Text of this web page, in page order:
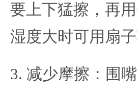
要上下猛擦，再
湿度大时可用扇子
3. 减少摩擦：围